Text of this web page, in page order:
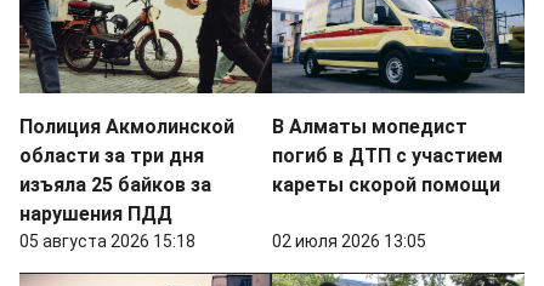
Полиция Акмолинской
области за три дня
изъяла 25 байков за
нарушения ПДД
05 августа 2026 15:18
В Алматы мопедист
погиб в ДТП с участием
кареты скорой помощи
02 июля 2026 13:05